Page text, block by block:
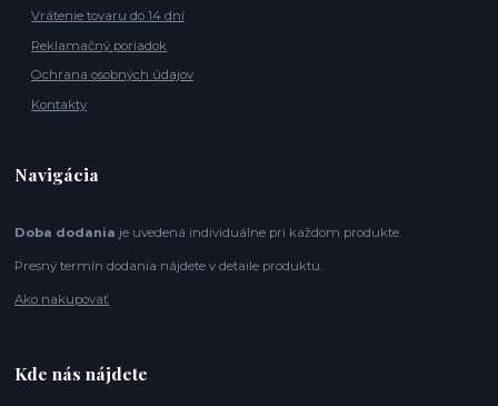
Vrátenie tovaru do 14 dní
Reklamačný poriadok
Ochrana osobných údajov
Kontakty
Navigácia
Doba dodania je uvedená individuálne pri každom produkte.
Presný termín dodania nájdete v detaile produktu.
Ako nakupovať
Kde nás nájdete